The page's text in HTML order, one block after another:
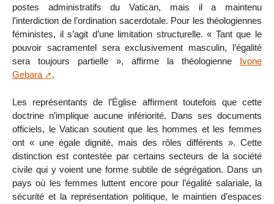
postes administratifs du Vatican, mais il a maintenu
l’interdiction de l’ordination sacerdotale. Pour les théologiennes
féministes, il s’agit d’une limitation structurelle. « Tant que le
pouvoir sacramentel sera exclusivement masculin, l’égalité
sera toujours partielle », affirme la théologienne Ivone
Gebara
.
Les représentants de l’Église affirment toutefois que cette
doctrine n’implique aucune infériorité. Dans ses documents
officiels, le Vatican soutient que les hommes et les femmes
ont « une égale dignité, mais des rôles différents ». Cette
distinction est contestée par certains secteurs de la société
civile qui y voient une forme subtile de ségrégation. Dans un
pays où les femmes luttent encore pour l’égalité salariale, la
sécurité et la représentation politique, le maintien d’espaces